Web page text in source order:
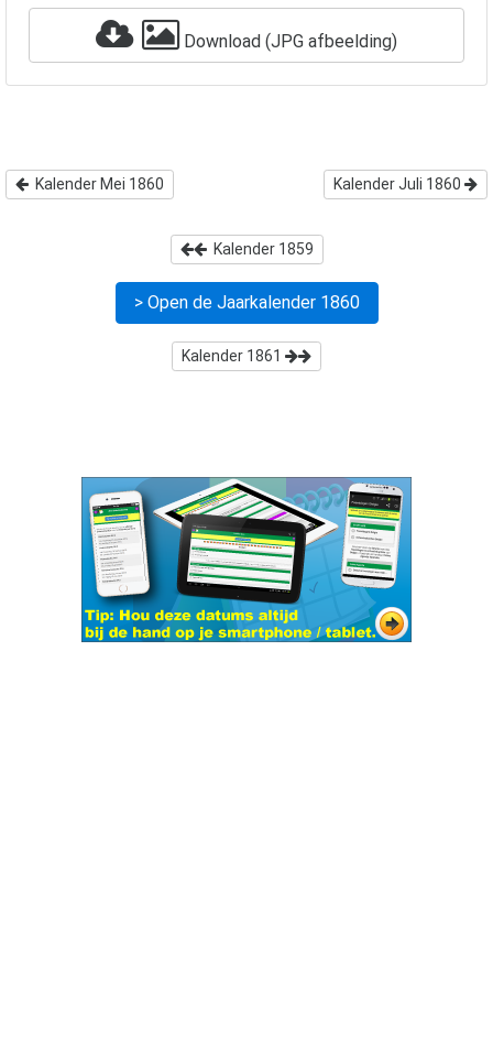
Download (JPG afbeelding)
Kalender Mei 1860 Kalender Juli 1860
Kalender 1859
> Open de Jaarkalender 1860
Kalender 1861